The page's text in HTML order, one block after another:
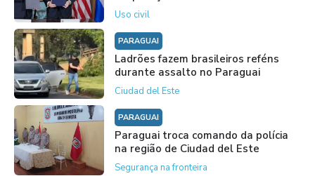
Uso civil
PARAGUAI
Ladrões fazem brasileiros reféns
durante assalto no Paraguai
Ciudad del Este
PARAGUAI
Paraguai troca comando da polícia
na região de Ciudad del Este
Segurança na fronteira